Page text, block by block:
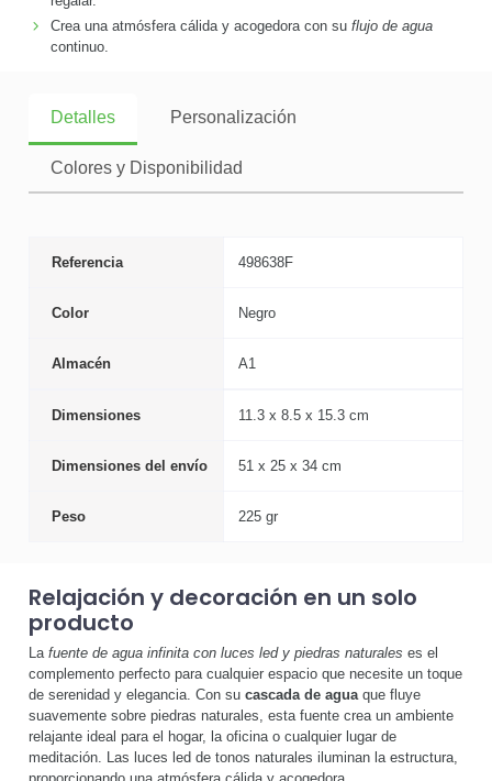
Crea una atmósfera cálida y acogedora con su flujo de agua
continuo.
Detalles Personalización
Colores y Disponibilidad
Referencia 498638F
Color Negro
Almacén A1
Dimensiones 11.3 x 8.5 x 15.3 cm
Dimensiones del envío 51 x 25 x 34 cm
Peso 225 gr
Relajación y decoración en un solo
producto
La fuente de agua infinita con luces led y piedras naturales es el
complemento perfecto para cualquier espacio que necesite un toque
de serenidad y elegancia. Con su cascada de aguaque fluye
suavemente sobre piedras naturales, esta fuente crea un ambiente
relajante ideal para el hogar, la oficina o cualquier lugar de
meditación. Las luces led de tonos naturales iluminan la estructura,